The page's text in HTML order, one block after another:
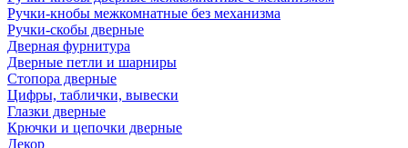
Ручки-кнобы межкомнатные без механизма
Ручки-скобы дверные
Дверная фурнитура
Дверные петли и шарниры
Стопора дверные
Цифры, таблички, вывески
Глазки дверные
Крючки и цепочки дверные
Декор